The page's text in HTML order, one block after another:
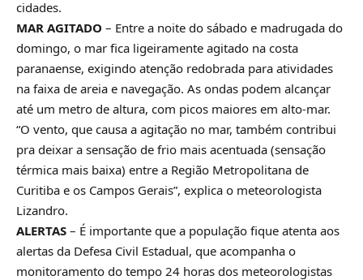
cidades.
MAR AGITADO – Entre a noite do sábado e madrugada do
domingo, o mar fica ligeiramente agitado na costa
paranaense, exigindo atenção redobrada para atividades
na faixa de areia e navegação. As ondas podem alcançar
até um metro de altura, com picos maiores em alto-mar.
“O vento, que causa a agitação no mar, também contribui
pra deixar a sensação de frio mais acentuada (sensação
térmica mais baixa) entre a Região Metropolitana de
Curitiba e os Campos Gerais”, explica o meteorologista
Lizandro.
ALERTAS – É importante que a população fique atenta aos
alertas da Defesa Civil Estadual, que acompanha o
monitoramento do tempo 24 horas dos meteorologistas